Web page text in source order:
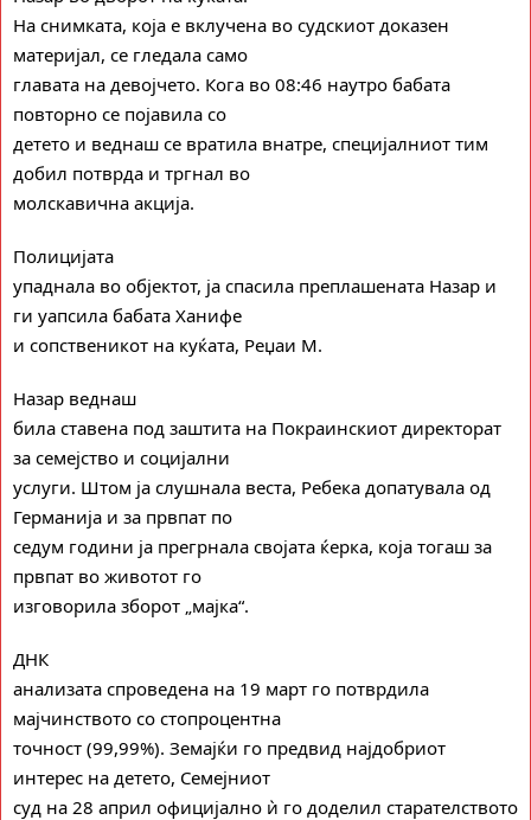
На снимката, која е вклучена во судскиот доказен
материјал, се гледала само
главата на девојчето. Кога во 08:46 наутро бабата
повторно се појавила со
детето и веднаш се вратила внатре, специјалниот тим
добил потврда и тргнал во
молскавична акција.
Полицијата
упаднала во објектот, ја спасила преплашената Назар и
ги уапсила бабата Ханифе
и сопственикот на куќата, Реџаи М.
Назар веднаш
била ставена под заштита на Покраинскиот директорат
за семејство и социјални
услуги. Штом ја слушнала веста, Ребека допатувала од
Германија и за првпат по
седум години ја прегрнала својата ќерка, која тогаш за
првпат во животот го
изговорила зборот „мајка“.
ДНК
анализата спроведена на 19 март го потврдила
мајчинството со стопроцентна
точност (99,99%). Земајќи го предвид најдобриот
интерес на детето, Семејниот
суд на 28 април официјално ѝ го доделил старателството